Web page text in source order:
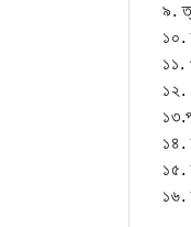
৯.
১০.
১১.
১২.
১৪.
১৫.
১৬.